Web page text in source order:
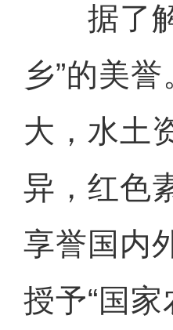
据了解
乡”的美
大，水土
异，红色
享誉国内
授予“国